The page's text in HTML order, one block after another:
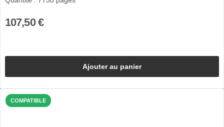
107,50 €
Ajouter au panier
COMPATIBLE